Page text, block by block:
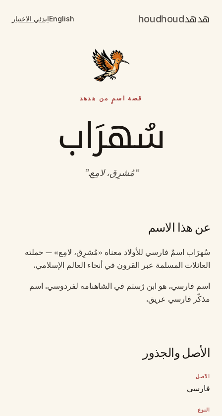
هدهدhoudhoud
Englishابدئي الاختبار
قصة اسمٍ من هدهد
سُهرَاب
“مُشرِق، لامِع.”
عن هذا الاسم
سُهرَاب اسمٌ فارسي للأولاد معناه «مُشرِق، لامِع» — حملته
العائلات المسلمة عبر القرون في أنحاء العالم الإسلامي.
اسم فارسي، هو ابن رُستم في الشاهنامه لفردوسي. اسم
مذكّر فارسي عريق.
الأصل والجذور
الأصل
فارسي
النوع